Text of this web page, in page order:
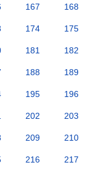
167 168
174 175
181 182
188 189
195 196
202 203
209 210
216 217